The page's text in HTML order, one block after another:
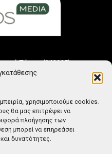
χρησιμοποιούμε cookies.
θα μας επιτρέψει να
πλοήγησης των
μπορεί να επηρεάσει
δυνατότητες.
Τύπου (242225)